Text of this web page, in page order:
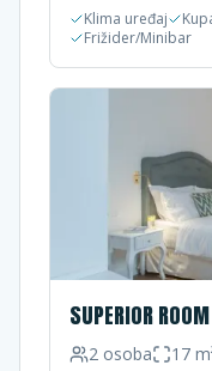
Klima uređaj
Frižider/Minibar
SUPERIOR ROOM
2 osoba 17